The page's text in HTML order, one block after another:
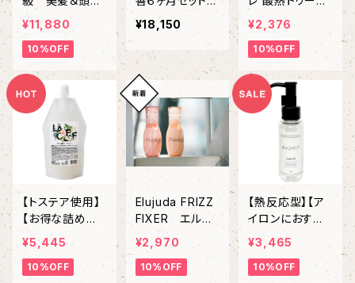
ケア】＃イマヘア
プレミアムsham
poo＆treatmen
t【ヒト幹細胞細
胞エキス】【トス
テア配合】
¥11,880
10%OFF
【１２０mlスプレ
ープレゼント】ラ
クレ 酸熱トリー
トメント L 400
mL￥5500✖️３
個 ＋ラクレ 酸
熱トリートメント
L 120mL￥2640
＝無料プレゼン
ト
¥18,150
メント L 120mL
¥2,376
10%OFF
【トステア使用】
【お得な詰め替
え】【プロ用ブロ
ーローション】ラ
クレ酸熱トリート
¥5,445
10%OFF
Elujuda FRIZZ
FIXER エルジ
ューダ『フリッズ
フィクサー』
¥2,970
10%OFF
【熱反応型】【ア
イロンにおすす
め】イマヘアケア
オイル
¥3,465
10%OFF